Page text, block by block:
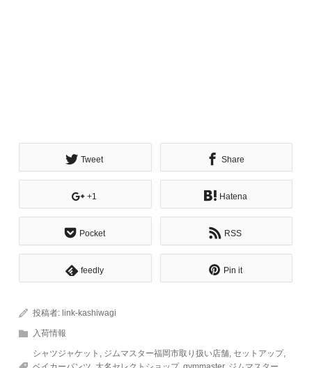
Tweet Share
+1 Hatena
Pocket RSS
feedly Pin it
投稿者: link-kashiwagi
入荷情報
シャツジャケット , ジムマスター福岡市取り扱い店舗, セットアップ,